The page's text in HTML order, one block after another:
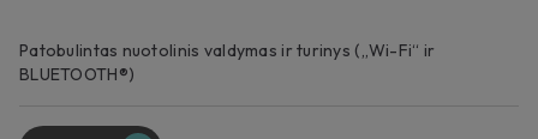
Patobulintas nuotolinis valdymas ir turinys („Wi-Fi“ ir
BLUETOOTH®)